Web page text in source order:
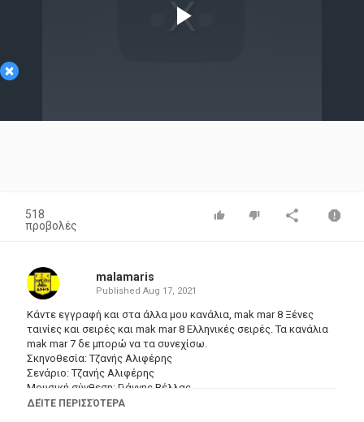
×
Video
518
προβολές
malamaris
Published Aug 17, 2021
Κάντε εγγραφή και στα άλλα μου κανάλια, mak mar 8 Ξένες
ταινίες και σειρές και mak mar 8 Ελληνικές σειρές. Τα κανάλια
mak mar 7 δε μπορώ να τα συνεχίσω.
Σκηνοθεσία: Τζανής Αλιφέρης
Σενάριο: Τζανής Αλιφέρης
Μουσική σύνθεση: Γιάννης Βέλλας
Εταιρία παραγωγής: Τζαλ Φιλμ
ΔΕΊΤΕ ΠΕΡΙΣΣΌΤΕΡΑ